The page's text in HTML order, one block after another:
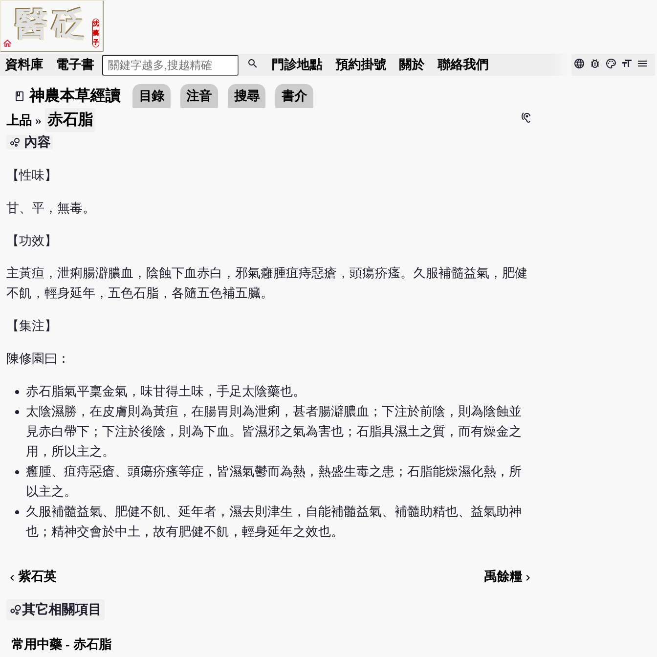
醫砭
沈
藥
子
home
資料庫 電子書 search 門診地點 預約掛號 關於 聯絡我們 language bug_report color_lens format_size menu
book_2
神農本草經讀 目錄 注音 搜尋
書介
上品» 赤石脂 hearing
bubble_chart 內容
【性味】
甘、平，無毒。
【功效】
主黃疸，泄痢腸澼膿血，陰蝕下血赤白，邪氣癰腫疽痔惡瘡，頭瘍疥瘙。久服補髓益氣，肥健
不飢，輕身延年，五色石脂，各隨五色補五臟。
【集注】
陳修園曰：
赤石脂氣平稟金氣，味甘得土味，手足太陰藥也。
太陰濕勝，在皮膚則為黃疸，在腸胃則為泄痢，甚者腸澼膿血；下注於前陰，則為陰蝕並
見赤白帶下；下注於後陰，則為下血。皆濕邪之氣為害也；石脂具濕土之質，而有燥金之
用，所以主之。
癰腫、疽痔惡瘡、頭瘍疥瘙等症，皆濕氣鬱而為熱，熱盛生毒之患；石脂能燥濕化熱，所
以主之。
久服補髓益氣、肥健不飢、延年者，濕去則津生，自能補髓益氣、補髓助精也、益氣助神
也；精神交會於中土，故有肥健不飢，輕身延年之效也。
chevron_left 紫石英 禹餘糧chevron_right
其它相關項目
常用中藥 - 赤石脂